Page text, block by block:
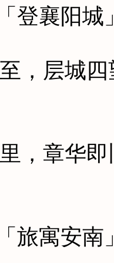
襄阳城
层城四
章华即
寓安南